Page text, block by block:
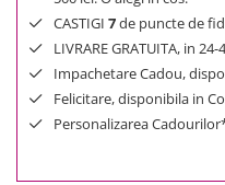
CASTIGI 7de puncte de
LIVRARE GRATUITA, in
Impachetare Cadou,
Felicitare, disponibila in
Personalizarea